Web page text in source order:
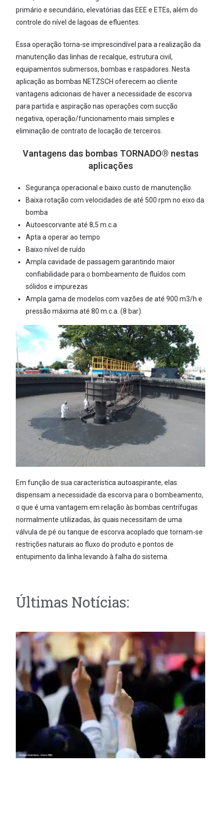
primário e secundário, elevatórias das EEE e ETEs, além do
controle do nível de lagoas de efluentes.
Essa operação torna-se imprescin­dível para a realização da
manutenção das linhas de recalque, estrutura civil,
equipamentos submersos, bombas e raspadores. Nesta
aplicação as bombas NETZSCH oferecem ao cliente
vantagens adicionais de haver a necessidade de escorva
para partida e aspiração nas operações com sucção
negativa, operação/funcionamento mais simples e
eliminação de contrato de locação de terceiros.
Vantagens das bombas TORNADO® nestas
aplicações
Segurança operacional e baixo custo de manutenção.
Baixa rotação com velocidades de até 500 rpm no eixo da
bomba
Autoescorvante até 8,5 m.c.a
Apta a operar ao tempo
Baixo nível de ruído
Ampla cavidade de passagem garantindo maior
confiabilidade para o bombeamento de fluídos com
sólidos e impurezas
Ampla gama de modelos com vazões de até 900 m3/h e
pressão máxima até 80 m.c.a. (8 bar).
Em função de sua característica autoaspirante, elas
dispensam a necessidade da escorva para o bombeamento,
o que é uma vantagem em relação às bombas centrífugas
normalmente utilizadas, às quais necessitam de uma
válvula de pé ou tanque de escorva acoplado que tornam-se
restrições naturais ao fluxo do produto e pontos de
entupimento da linha levando à falha do sistema.
Últimas Notícias: